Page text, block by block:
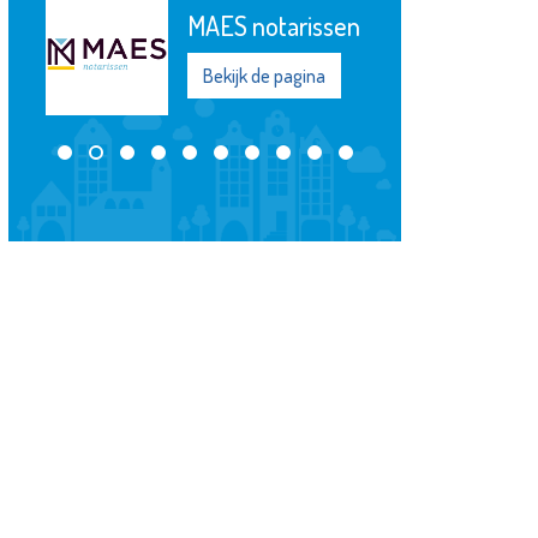
Baas in
Mondzorg
Bekijk de pagina